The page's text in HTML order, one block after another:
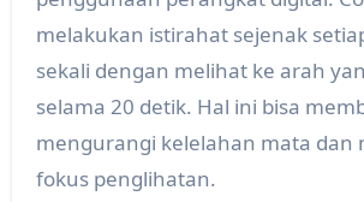
melakukan istirahat sejenak
sekali dengan melihat ke arah
selama 20 detik. Hal ini bisa
mengurangi kelelahan mata dan
fokus penglihatan.